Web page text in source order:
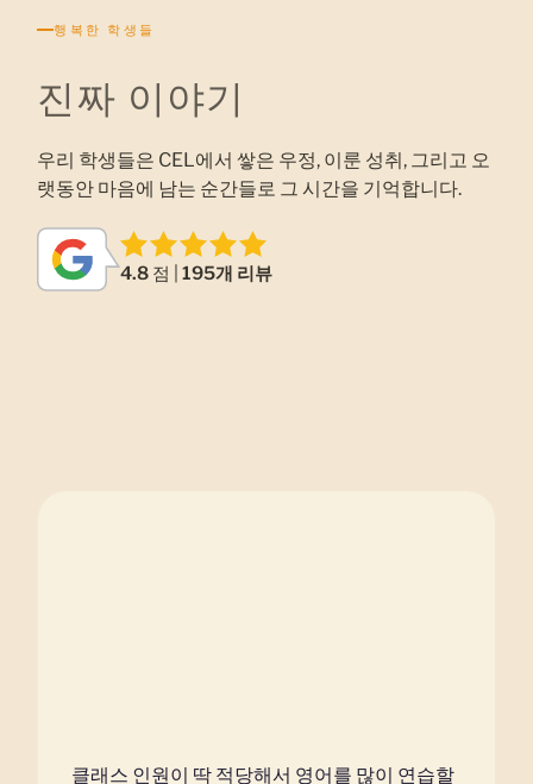
행복한 학생들
진짜 이야기
우리 학생들은 CEL에서 쌓은 우정, 이룬 성취, 그리고 오
랫동안 마음에 남는 순간들로 그 시간을 기억합니다.
4.8 점 |195개 리뷰
클래스 인원이 딱 적당해서 영어를 많이 연습할